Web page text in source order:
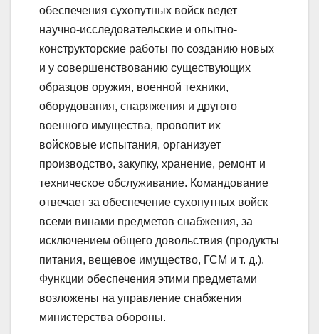
обеспечения сухопутных войск ведет
научно-исследовательские и опытно-
конструкторские работы по созданию новых
и у совершенствованию существующих
образцов оружия, военной техники,
оборудования, снаряжения и другого
военного имущества, провопит их
войсковые испытания, организует
производство, закупку, хранение, ремонт и
техническое обслуживание. Командование
отвечает за обеспечение сухопутных войск
всеми винами предметов снабжения, за
исключением общего довольствия (продукты
питания, вещевое имущество, ГСМ и т. д.).
Функции обеспечения этими предметами
возложены на управление снабжения
министерства обороны.